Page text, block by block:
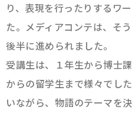
り、表現を行ったりするワ
た。メディアコンテは、そ
後半に進められました。
受講生は、１年生から博士
からの留学生まで様々でし
いながら、物語のテーマを